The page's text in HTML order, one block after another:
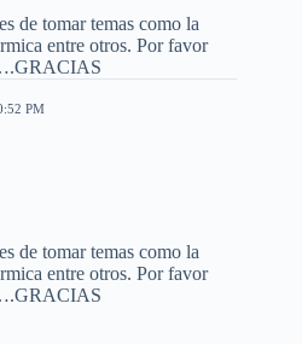
de tomar temas como la
entre otros. Por favor
PM
de tomar temas como la
entre otros. Por favor